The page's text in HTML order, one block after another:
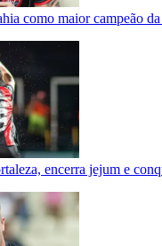
como maior campeão
encerra jejum e